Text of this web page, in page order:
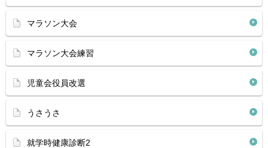
マラソン大会
マラソン大会練習
児童会役員改選
うさうさ
就学時健康診断2